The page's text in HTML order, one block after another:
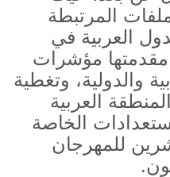
المرتبطة
العربية في
مقدمتها مؤشرات
والدولية، وتغطية
العربية
الخاصة
للمهرجان